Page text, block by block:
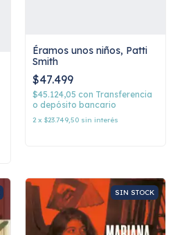
Éramos unos niños, Patti
Smith
$47.499
$45.124,05 con Transferencia
o depósito bancario
2 x $23.749,50 sin interés
SIN STOCK